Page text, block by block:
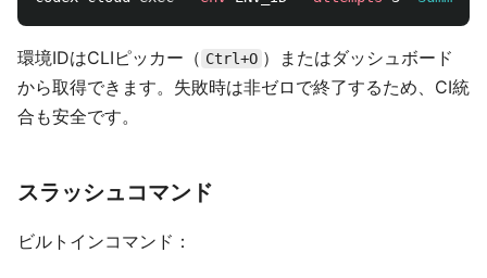
環境IDはCLIピッカー（ Ctrl+O ）またはダッシュボード
から取得できます。失敗時は非ゼロで終了するため、CI統
合も安全です。
スラッシュコマンド
ビルトインコマンド：